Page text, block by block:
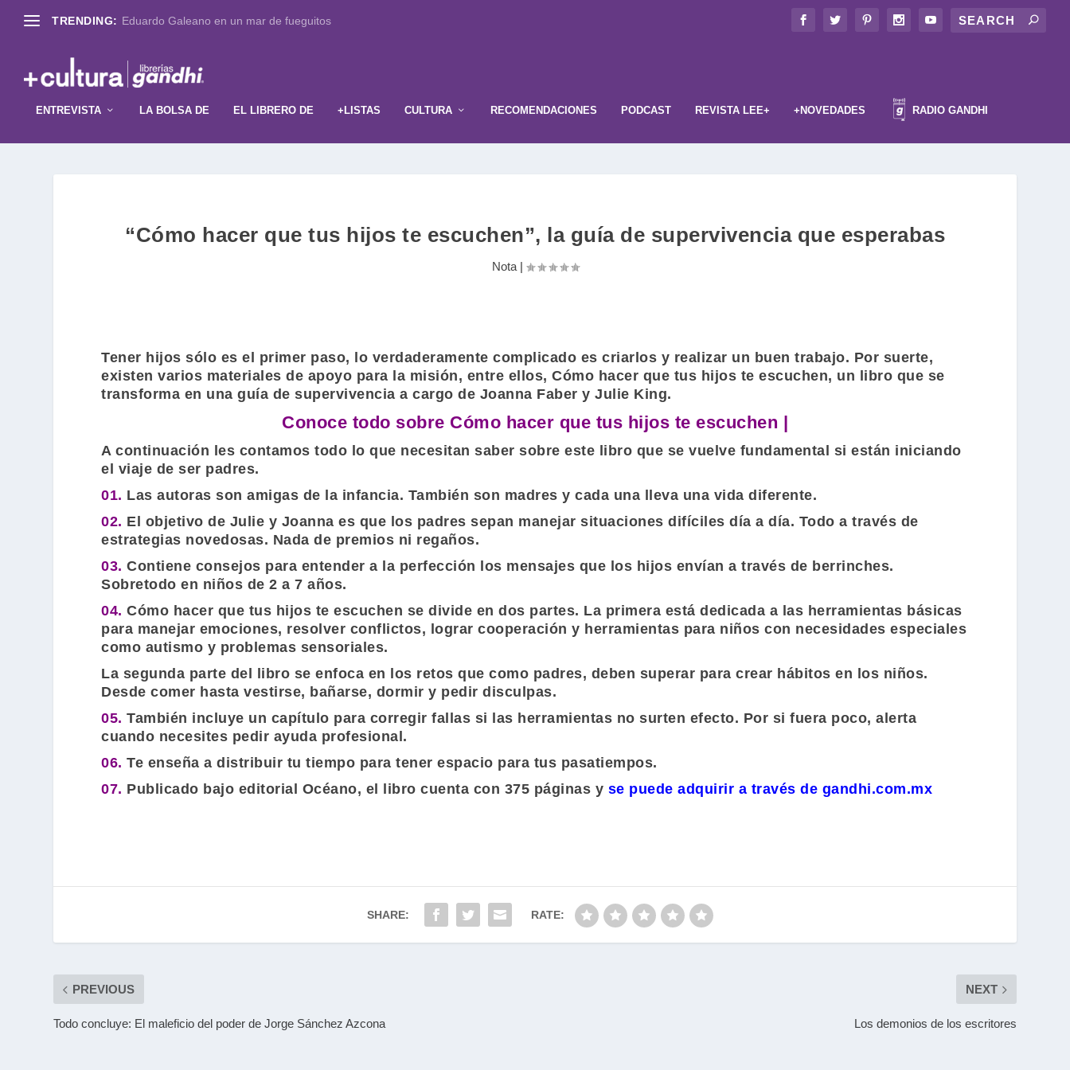
TRENDING: Eduardo Galeano en un mar de fueguitos
ENTREVISTA LA BOLSA DE EL LIBRERO DE +LISTAS CULTURA RECOMENDACIONES PODCAST REVISTA LEE+ +NOVEDADES RADIO GANDHI
“Cómo hacer que tus hijos te escuchen”, la guía de supervivencia que esperabas
Nota|
Tener hijos sólo es el primer paso, lo verdaderamente complicado es criarlos y realizar un buen trabajo. Por suerte,
existen varios materiales de apoyo para la misión, entre ellos, Cómo hacer que tus hijos te escuchen, un libro que se
transforma en una guía de supervivencia a cargo de Joanna Faber yJulie King.
Conoce todo sobre Cómo hacer que tus hijos te escuchen |
A continuación les contamos todo lo que necesitan saber sobre este libro que se vuelve fundamental si están iniciando
el viaje de ser padres.
01. Las autoras son amigas de la infancia. También son madres y cada una lleva una vida diferente.
02. El objetivo de Julie y Joanna es que los padres sepan manejar situaciones difíciles día a día. Todo a través de
estrategias novedosas. Nada de premios ni regaños.
03. Contiene consejos para entender a la perfección los mensajes que los hijos envían a través de berrinches.
Sobretodo en niños de 2 a 7 años.
04. Cómo hacer que tus hijos te escuchen se divide en dos partes. La primera está dedicada a las herramientas básicas
para manejar emociones, resolver conflictos, lograr cooperación y herramientas para niños con necesidades especiales
como autismo y problemas sensoriales.
La segunda parte del libro se enfoca en los retos que como padres, deben superar para crear hábitos en los niños.
Desde comer hasta vestirse, bañarse, dormir y pedir disculpas.
05. También incluye un capítulo para corregir fallas si las herramientas no surten efecto. Por si fuera poco, alerta
cuando necesites pedir ayuda profesional.
06. Te enseña a distribuir tu tiempo para tener espacio para tus pasatiempos.
07. Publicado bajo editorial Océano, el libro cuenta con 375 páginas y se puede adquirir a través de gandhi.com.mx
SHARE: RATE:
PREVIOUS
Todo concluye: El maleficio del poder de Jorge Sánchez Azcona
NEXT
Los demonios de los escritores